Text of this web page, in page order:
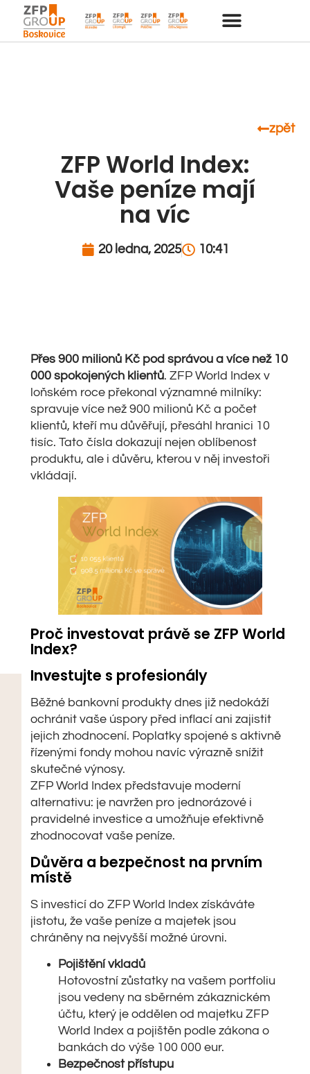
zpět
ZFP World Index:
Vaše peníze mají
na víc
20 ledna, 2025 10:41
Přes 900 milionů Kč pod správou a více než 10
000 spokojených klientů. ZFP World Index v
loňském roce překonal významné milníky:
spravuje více než 900 milionů Kč a počet
klientů, kteří mu důvěřují, přesáhl hranici 10
tisíc. Tato čísla dokazují nejen oblíbenost
produktu, ale i důvěru, kterou v něj investoři
vkládají.
Proč investovat právě se ZFP World
Index?
Investujte s profesionály
Běžné bankovní produkty dnes již nedokáží
ochránit vaše úspory před inflací ani zajistit
jejich zhodnocení. Poplatky spojené s aktivně
řízenými fondy mohou navíc výrazně snížit
skutečné výnosy.
ZFP World Index představuje moderní
alternativu: je navržen pro jednorázové i
pravidelné investice a umožňuje efektivně
zhodnocovat vaše peníze.
Důvěra a bezpečnost na prvním
místě
S investicí do ZFP World Index získáváte
jistotu, že vaše peníze a majetek jsou
chráněny na nejvyšší možné úrovni.
Pojištění vkladů
Hotovostní zůstatky na vašem portfoliu
jsou vedeny na sběrném zákaznickém
účtu, který je oddělen od majetku ZFP
World Index a pojištěn podle zákona o
bankách do výše 100 000 eur.
Bezpečnost přístupu